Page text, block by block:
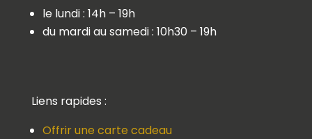
le lundi : 14h – 19h
du mardi au samedi : 10h30 – 19h
Liens rapides :
Offrir une carte cadeau